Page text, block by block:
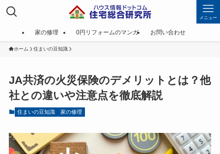
メニュー
家の修理 0円リフォームのマンガ お問い合わせ
ホーム 住まいの豆知識
JA共済の火災保険のデメリットとは？他
社との違いや注意点を徹底解説
住まいの豆知識 家の修理